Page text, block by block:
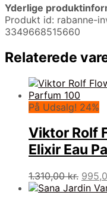
Yderlige
Produkt id: rabanne-
3349668515660
Relaterede
På Udsalg! 24%
Viktor Rolf
Elixir Eau
1.310,00kr. Den